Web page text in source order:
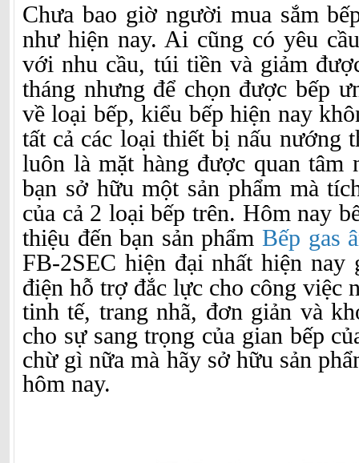
Chưa bao giờ người mua sắm
như hiện nay. Ai cũng có yêu
với nhu cầu, túi tiền và giảm
tháng nhưng để chọn được bếp
về loại bếp, kiểu bếp hiện nay
tất cả các loại thiết bị nấu nướng
luôn là mặt hàng được quan tâm
bạn sở hữu một sản phẩm mà
của cả 2 loại bếp trên. Hôm nay
thiệu đến bạn sản phẩm Bếp gas
FB-2SEC hiện đại nhất hiện
điện hỗ trợ đắc lực cho công việc
tinh tế, trang nhã, đơn giản và
cho sự sang trọng của gian bếp
chừ gì nữa mà hãy sở hữu sản
hôm nay.